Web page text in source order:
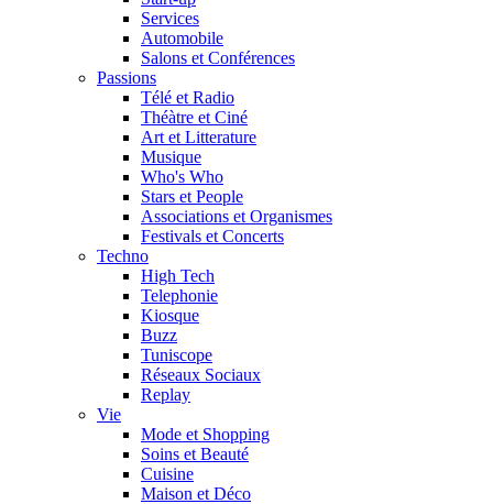
Services
Automobile
Salons et Conférences
Passions
Télé et Radio
Théàtre et Ciné
Art et Litterature
Musique
Who's Who
Stars et People
Associations et Organismes
Festivals et Concerts
Techno
High Tech
Telephonie
Kiosque
Buzz
Tuniscope
Réseaux Sociaux
Replay
Vie
Mode et Shopping
Soins et Beauté
Cuisine
Maison et Déco